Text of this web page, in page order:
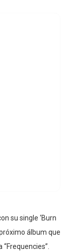
su single ‘Burn
álbum que